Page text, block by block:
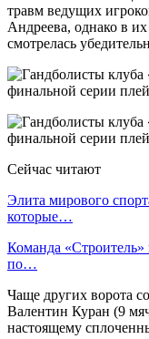
травм ведущих
Андреева, однако в их
смотрелась
Сейчас читают
Элита мирового
которые…
Команда «Строитель»
по…
Чаще других ворота
Валентин Куран (9
настоящему